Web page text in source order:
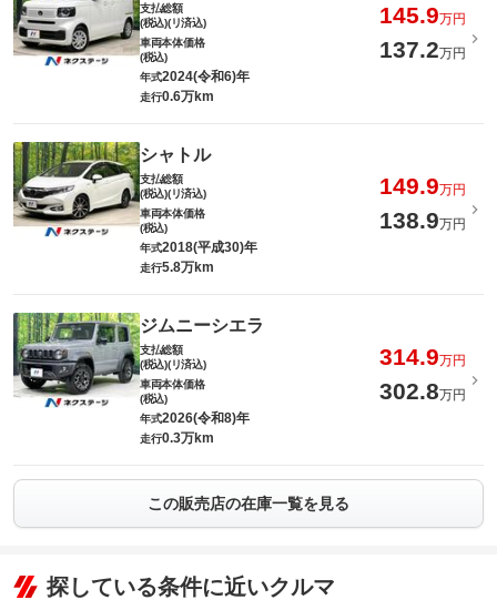
支払総額
(税込)(リ済込)
145.9万円
車両本体価格
(税込)
137.2万円
年式2024(令和6)年
走行0.6万km
シャトル
支払総額
(税込)(リ済込)
149.9万円
車両本体価格
(税込)
138.9万円
年式2018(平成30)年
走行5.8万km
ジムニーシエラ
支払総額
(税込)(リ済込)
314.9万円
車両本体価格
(税込)
302.8万円
年式2026(令和8)年
走行0.3万km
この販売店の在庫一覧を見る
探している条件に近いクルマ